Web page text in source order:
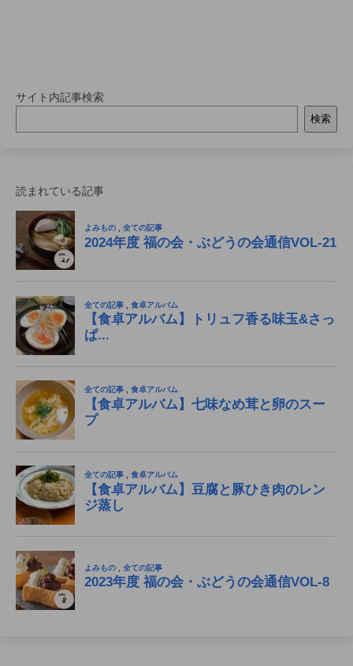
サイト内記事検索
検索
読まれている記事